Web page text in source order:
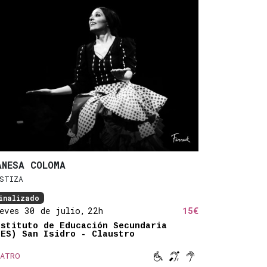
COLOMA
30 de julio, 22h 15€
de Educación Secundaria
San Isidro - Claustro
Movilidad reducida

Bucle magnético
Sonido